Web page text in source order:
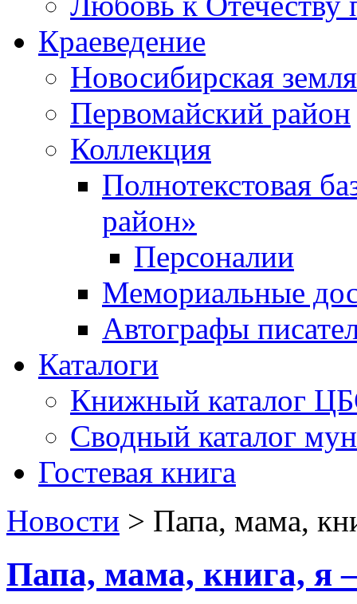
Краеведение
Новосибирская земля
Первомайский район
Коллекция
Полнотекстовая
район»
Персоналии
Мемориальные
Автографы
Каталоги
Книжный каталог
Сводный каталог
Гостевая книга
Новости > Папа, мама,
Папа, мама, книга, я